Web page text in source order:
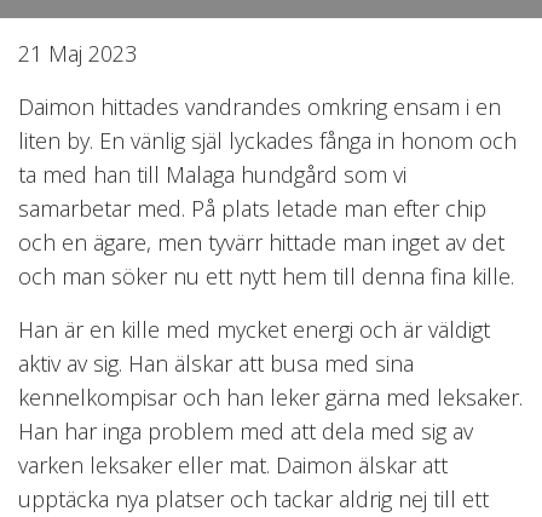
21 Maj 2023
Daimon hittades vandrandes omkring ensam i en
liten by. En vänlig själ lyckades fånga in honom och
ta med han till Malaga hundgård som vi
samarbetar med. På plats letade man efter chip
och en ägare, men tyvärr hittade man inget av det
och man söker nu ett nytt hem till denna fina kille.
Han är en kille med mycket energi och är väldigt
aktiv av sig. Han älskar att busa med sina
kennelkompisar och han leker gärna med leksaker.
Han har inga problem med att dela med sig av
varken leksaker eller mat. Daimon älskar att
upptäcka nya platser och tackar aldrig nej till ett